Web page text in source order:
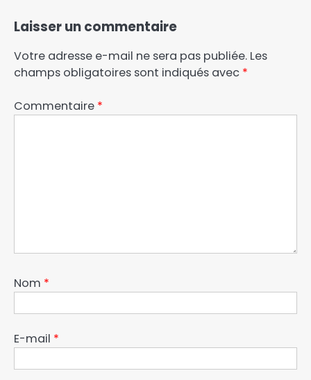
Laisser un commentaire
Votre adresse e-mail ne sera pas publiée. Les
champs obligatoires sont indiqués avec *
Commentaire *
Nom *
E-mail *